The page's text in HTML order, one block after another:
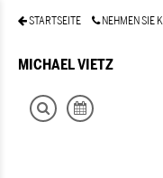
STARTSEITE NEHMEN SIE
MICHAEL VIETZ